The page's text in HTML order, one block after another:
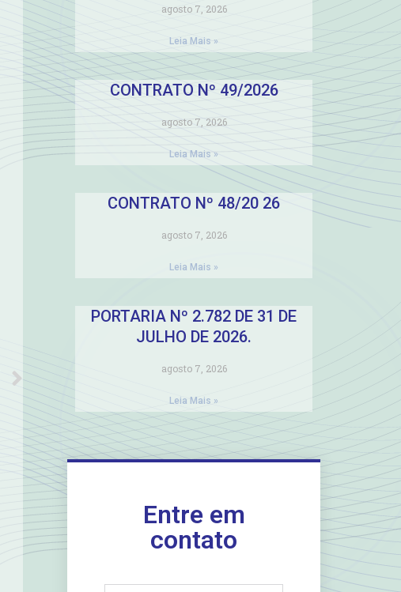
agosto 7, 2026
Leia Mais »
CONTRATO Nº 49/2026
agosto 7, 2026
Leia Mais »
CONTRATO Nº 48/20 26
agosto 7, 2026
Leia Mais »
PORTARIA Nº 2.782 DE 31 DE
JULHO DE 2026.
agosto 7, 2026
Leia Mais »
Entre em
contato